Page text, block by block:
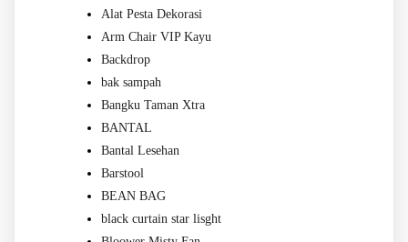
Alat Pesta Dekorasi
Arm Chair VIP Kayu
Backdrop
bak sampah
Bangku Taman Xtra
BANTAL
Bantal Lesehan
Barstool
BEAN BAG
black curtain star lisght